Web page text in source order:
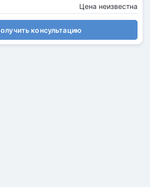
Цена неизвестна
консультацию